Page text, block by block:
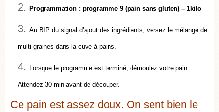
Programmation : programme 9 (pain sans gluten) – 1kilo
Au BIP du signal d’ajout des ingrédients, versez le mélange de
multi-graines dans la cuve à pains.
Lorsque le programme est terminé, démoulez votre pain.
Attendez 30 min avant de découper.
Ce pain est assez doux. On sent bien le